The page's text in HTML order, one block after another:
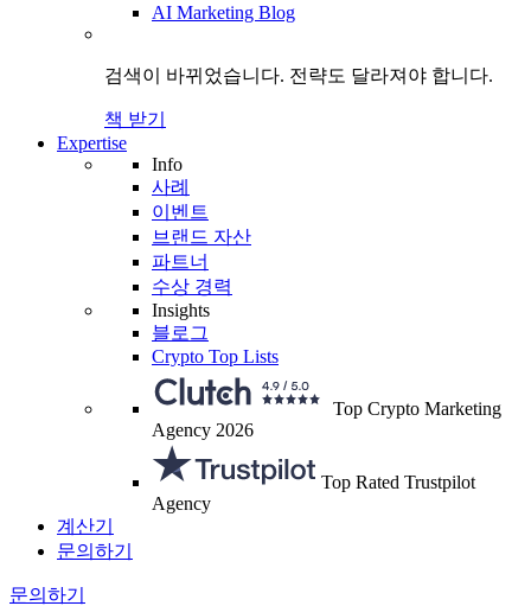
AI Marketing Blog
검색이 바뀌었습니다. 전략도 달라져야 합니다.
책 받기
Expertise
Info
사례
이벤트
브랜드 자산
파트너
수상 경력
Insights
블로그
Crypto Top Lists
Top Crypto Marketing
Agency 2026
Top Rated Trustpilot
Agency
계산기
문의하기
문의하기